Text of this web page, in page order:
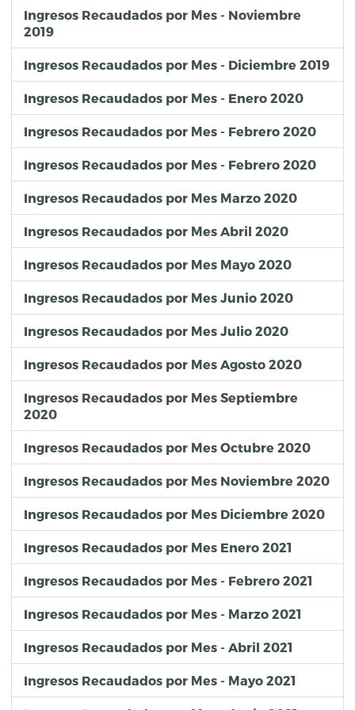
Ingresos Recaudados por Mes - Noviembre
2019
Ingresos Recaudados por Mes - Diciembre 2019
Ingresos Recaudados por Mes - Enero 2020
Ingresos Recaudados por Mes - Febrero 2020
Ingresos Recaudados por Mes - Febrero 2020
Ingresos Recaudados por Mes Marzo 2020
Ingresos Recaudados por Mes Abril 2020
Ingresos Recaudados por Mes Mayo 2020
Ingresos Recaudados por Mes Junio 2020
Ingresos Recaudados por Mes Julio 2020
Ingresos Recaudados por Mes Agosto 2020
Ingresos Recaudados por Mes Septiembre
2020
Ingresos Recaudados por Mes Octubre 2020
Ingresos Recaudados por Mes Noviembre 2020
Ingresos Recaudados por Mes Diciembre 2020
Ingresos Recaudados por Mes Enero 2021
Ingresos Recaudados por Mes - Febrero 2021
Ingresos Recaudados por Mes - Marzo 2021
Ingresos Recaudados por Mes - Abril 2021
Ingresos Recaudados por Mes - Mayo 2021